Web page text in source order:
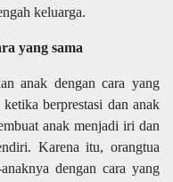
keluarga.
yang sama
anak dengan cara yang
berprestasi dan anak
anak menjadi iri dan
Karena itu, orangtua
dengan cara yang